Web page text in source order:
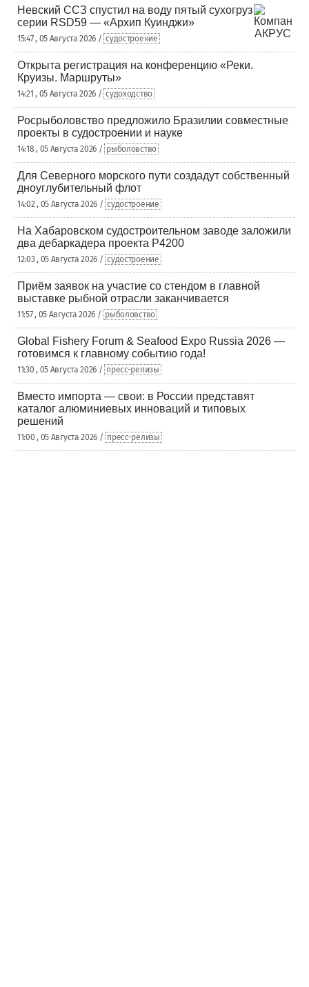
Невский ССЗ спустил на воду пятый сухогруз
серии RSD59 — «Архип Куинджи»
15:47 , 05 Августа 2026 / судостроение
Открыта регистрация на конференцию «Реки.
Круизы. Маршруты»
14:21 , 05 Августа 2026 / судоходство
Росрыболовство предложило Бразилии совместные
проекты в судостроении и науке
14:18 , 05 Августа 2026 / рыболовство
Для Северного морского пути создадут собственный
дноуглубительный флот
14:02 , 05 Августа 2026 / судостроение
На Хабаровском судостроительном заводе заложили
два дебаркадера проекта Р4200
12:03 , 05 Августа 2026 / судостроение
Приём заявок на участие со стендом в главной
выставке рыбной отрасли заканчивается
11:57 , 05 Августа 2026 / рыболовство
Global Fishery Forum & Seafood Expo Russia 2026 —
готовимся к главному событию года!
11:30 , 05 Августа 2026 / пресс-релизы
Вместо импорта — свои: в России представят
каталог алюминиевых инноваций и типовых
решений
11:00 , 05 Августа 2026 / пресс-релизы